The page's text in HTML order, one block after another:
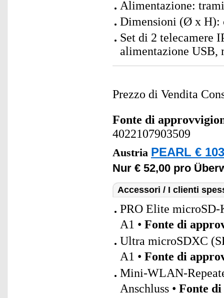
Alimentazione:
Dimensioni (Ø x H):
Set di 2 telecamere
alimentazione USB,
Prezzo di Vendita
Fonte di
4022107903509
Austria PEARL €
Nur € 52,00 pro
Accessori / I clienti
PRO Elite microSD-
A1 • Fonte di
Ultra microSDXC
A1 • Fonte di
Mini-WLAN-
Anschluss • Fonte